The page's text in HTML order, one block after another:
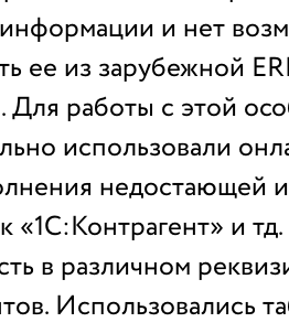
и нет
ее из зарубежной
Для работы с этой
использовали
недостающей
«1С:Контрагент» и тд.
в различном
Использовались